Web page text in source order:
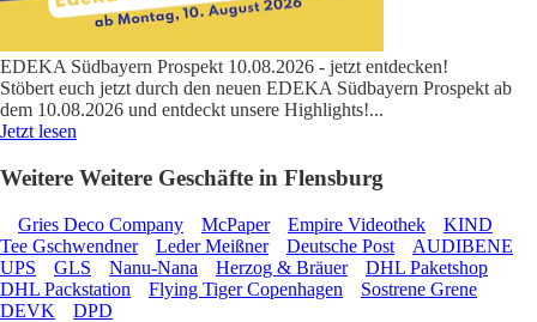
EDEKA Südbayern Prospekt 10.08.2026 - jetzt entdecken!
Stöbert euch jetzt durch den neuen EDEKA Südbayern Prospekt ab
dem 10.08.2026 und entdeckt unsere Highlights!...
Jetzt lesen
Weitere Weitere Geschäfte in Flensburg
Gries Deco Company McPaper Empire Videothek
KIND
Tee Gschwendner
Leder Meißner Deutsche Post
AUDIBENE
UPS
GLS Nanu-Nana Herzog & Bräuer
DHL Paketshop
DHL Packstation
Flying Tiger Copenhagen
Sostrene Grene
DEVK
DPD